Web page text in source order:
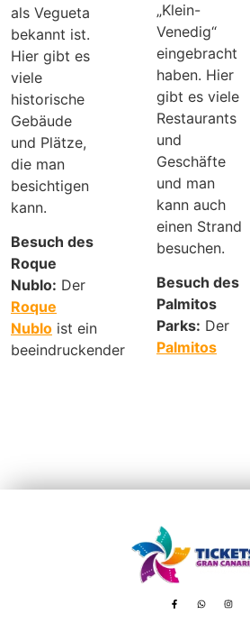
als Vegueta
bekannt ist.
Hier gibt es
viele
historische
Gebäude
und Plätze,
die man
besichtigen
kann.
Besuch des
Roque
Nublo: Der
Roque
Nublo ist ein
beeindruckender
„Klein-
Venedig“
eingebracht
haben. Hier
gibt es viele
Restaurants
und
Geschäfte
und man
kann auch
einen Strand
besuchen.
Besuch des
Palmitos
Parks: Der
Palmitos